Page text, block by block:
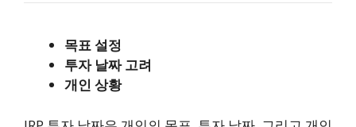
목표 설정
투자 날짜 고려
개인 상황